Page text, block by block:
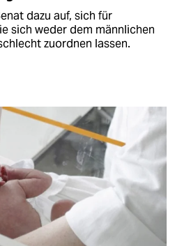
dazu auf, sich für
sich weder dem männlichen
zuordnen lassen.